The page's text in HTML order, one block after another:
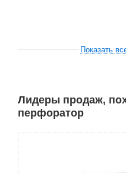
Показать
Лидеры продаж,
перфоратор